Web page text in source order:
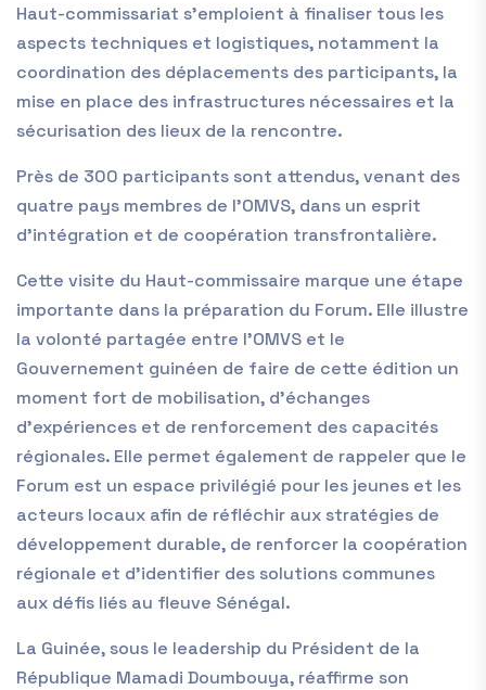
Haut-commissariat s’emploient à finaliser tous les
aspects techniques et logistiques, notamment la
coordination des déplacements des participants, la
mise en place des infrastructures nécessaires et la
sécurisation des lieux de la rencontre.
Près de 300 participants sont attendus, venant des
quatre pays membres de l’OMVS, dans un esprit
d’intégration et de coopération transfrontalière.
Cette visite du Haut-commissaire marque une étape
importante dans la préparation du Forum. Elle illustre
la volonté partagée entre l’OMVS et le
Gouvernement guinéen de faire de cette édition un
moment fort de mobilisation, d’échanges
d’expériences et de renforcement des capacités
régionales. Elle permet également de rappeler que le
Forum est un espace privilégié pour les jeunes et les
acteurs locaux afin de réfléchir aux stratégies de
développement durable, de renforcer la coopération
régionale et d’identifier des solutions communes
aux défis liés au fleuve Sénégal.
La Guinée, sous le leadership du Président de la
République Mamadi Doumbouya, réaffirme son